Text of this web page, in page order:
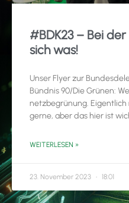
#BDK23 – Bei
sich was!
Unser Flyer zur
Bündnis 90/Die Grünen:
netzbegrünung. Eigentlich
gerne, aber das hier ist
WEITERLESEN »
23. November 2023 18:01